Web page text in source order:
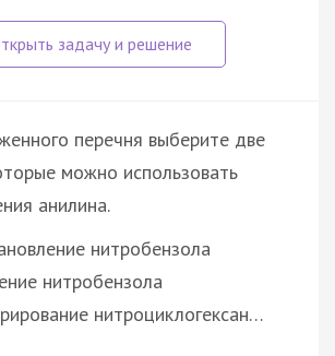
перечня выберите две
можно использовать
анилина.
нитробензола
нитробензола
нитроциклогексан…